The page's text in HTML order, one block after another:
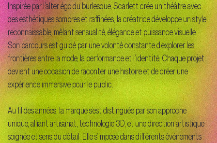
Inspirée par l’alter égo du burlesque, Scarlett crée un théâtre avec
des esthétiques sombres et raffinées, la créatrice développe un style
reconnaissable, mêlant sensualité, élégance et puissance visuelle.
Son parcours est guidé par une volonté constante d’explorer les
frontières entre la mode, la performance et l’identité. Chaque projet
devient une occasion de raconter une histoire et de créer une
expérience immersive pour le public.
Au fil des années, la marque s’est distinguée par son approche
unique, alliant artisanat, technologie 3D, et une direction artistique
soignée et sens du détail. Elle s’impose dans différents événements